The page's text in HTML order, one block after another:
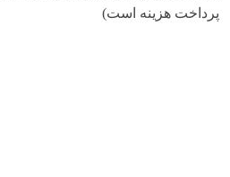
پرداخت هزینه است)